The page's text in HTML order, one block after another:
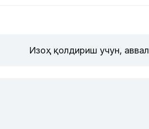
Изоҳ қолдириш учун, аввал